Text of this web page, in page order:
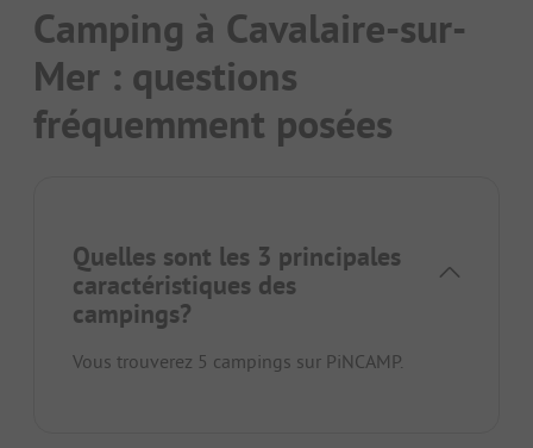
Camping à Cavalaire-sur-
Mer : questions
fréquemment posées
Quelles sont les 3 principales
caractéristiques des
campings?
Vous trouverez 5 campings sur PiNCAMP.